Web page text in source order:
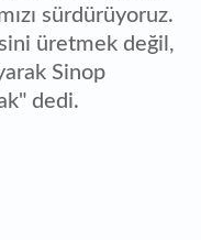
sürdürüyoruz.
üretmek değil,
Sinop
dedi.